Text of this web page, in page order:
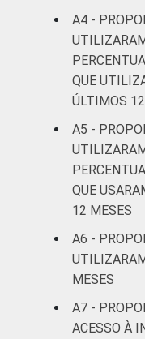
Fonte:
A4 -
QUE
ÚLTIMOS
A5 -
QUE
12 MESES
A6 -
MESES
A7 -
ACESSO À